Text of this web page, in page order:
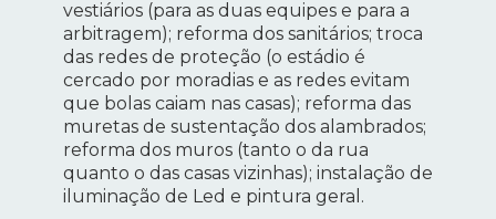
vestiários (para as duas equipes e para a
arbitragem); reforma dos sanitários; troca
das redes de proteção (o estádio é
cercado por moradias e as redes evitam
que bolas caiam nas casas); reforma das
muretas de sustentação dos alambrados;
reforma dos muros (tanto o da rua
quanto o das casas vizinhas); instalação de
iluminação de Led e pintura geral.